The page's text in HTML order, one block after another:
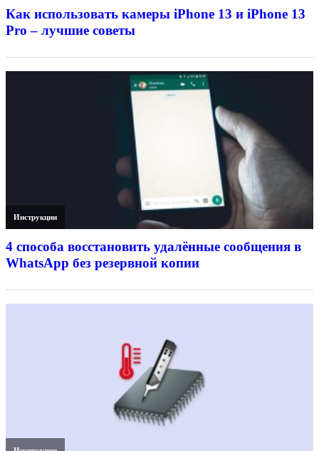
Как использовать камеры iPhone 13 и iPhone 13
Pro – лучшие советы
Инструкции
4 способа восстановить удалённые сообщения в
WhatsApp без резервной копии